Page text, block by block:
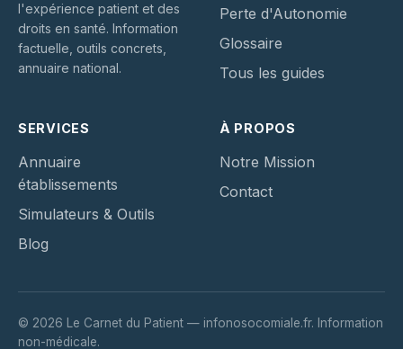
l'expérience patient et des
droits en santé. Information
factuelle, outils concrets,
annuaire national.
Perte d'Autonomie
Glossaire
Tous les guides
SERVICES
Annuaire
établissements
Simulateurs & Outils
Blog
À PROPOS
Notre Mission
Contact
© 2026 Le Carnet du Patient — infonosocomiale.fr. Information
non-médicale.